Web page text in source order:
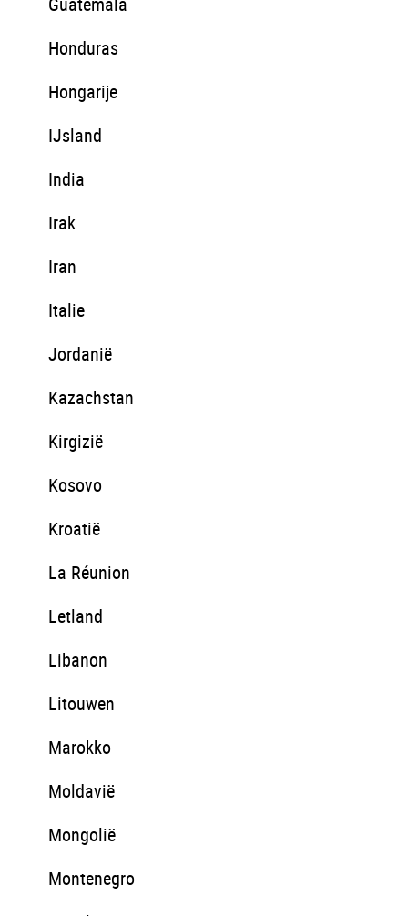
Honduras
Hongarije
IJsland
India
Irak
Iran
Italie
Jordanië
Kazachstan
Kirgizië
Kosovo
Kroatië
La Réunion
Letland
Libanon
Litouwen
Marokko
Moldavië
Mongolië
Montenegro